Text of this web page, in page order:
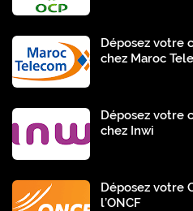
Déposez votre
chez Maroc
Déposez votre
chez Inwi
Déposez votre
l’ONCF